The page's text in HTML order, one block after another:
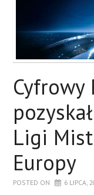
Cyfrowy
Ligi
Europy
POSTED ON 6 LIPCA,